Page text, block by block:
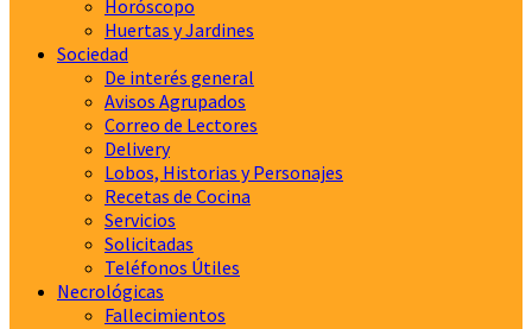
Horóscopo
Huertas y Jardines
Sociedad
De interés general
Avisos Agrupados
Correo de Lectores
Delivery
Lobos, Historias y Personajes
Recetas de Cocina
Servicios
Solicitadas
Teléfonos Útiles
Necrológicas
Fallecimientos